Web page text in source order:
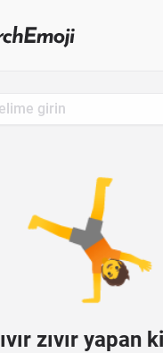
🤸
ıvır zıvır yapan